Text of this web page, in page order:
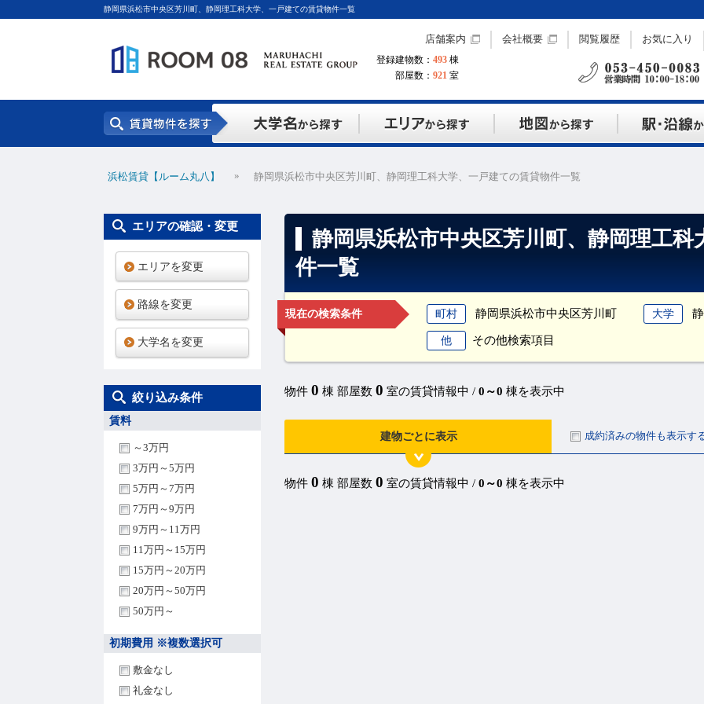
静岡県浜松市中央区芳川町、静岡理工科大学、一戸建ての賃貸物件一覧
登録建物数： 493 棟
部屋数： 921 室
店舗案内 会社概要 閲覧履歴 お気に入り
浜松賃貸【ルーム丸八】 » 静岡県浜松市中央区芳川町、静岡理工科大学、一戸建ての賃貸物件一覧
静岡県浜松市中央区芳川町、静岡理工
件一覧
現在の検索条件 町村 静岡県浜松市中央区芳川町 大学
他 その他検索項目
物件 0 棟 部屋数 0 室の賃貸情報中 / 0～0 棟を表示中
建物ごとに表示 成約済みの物件も表示す
物件 0 棟 部屋数 0 室の賃貸情報中 / 0～0 棟を表示中
エリアの確認・変更
エリアを変更
路線を変更
大学名を変更
絞り込み条件
賃料
～3万円
3万円～5万円
5万円～7万円
7万円～9万円
9万円～11万円
11万円～15万円
15万円～20万円
20万円～50万円
50万円～
初期費用 ※複数選択可
敷金なし
礼金なし